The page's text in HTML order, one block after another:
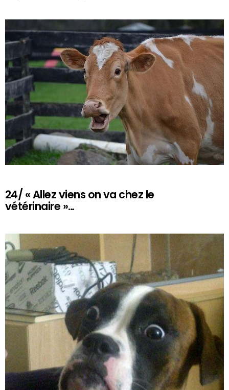
24/ « Allez viens on va chez le
vétérinaire »…